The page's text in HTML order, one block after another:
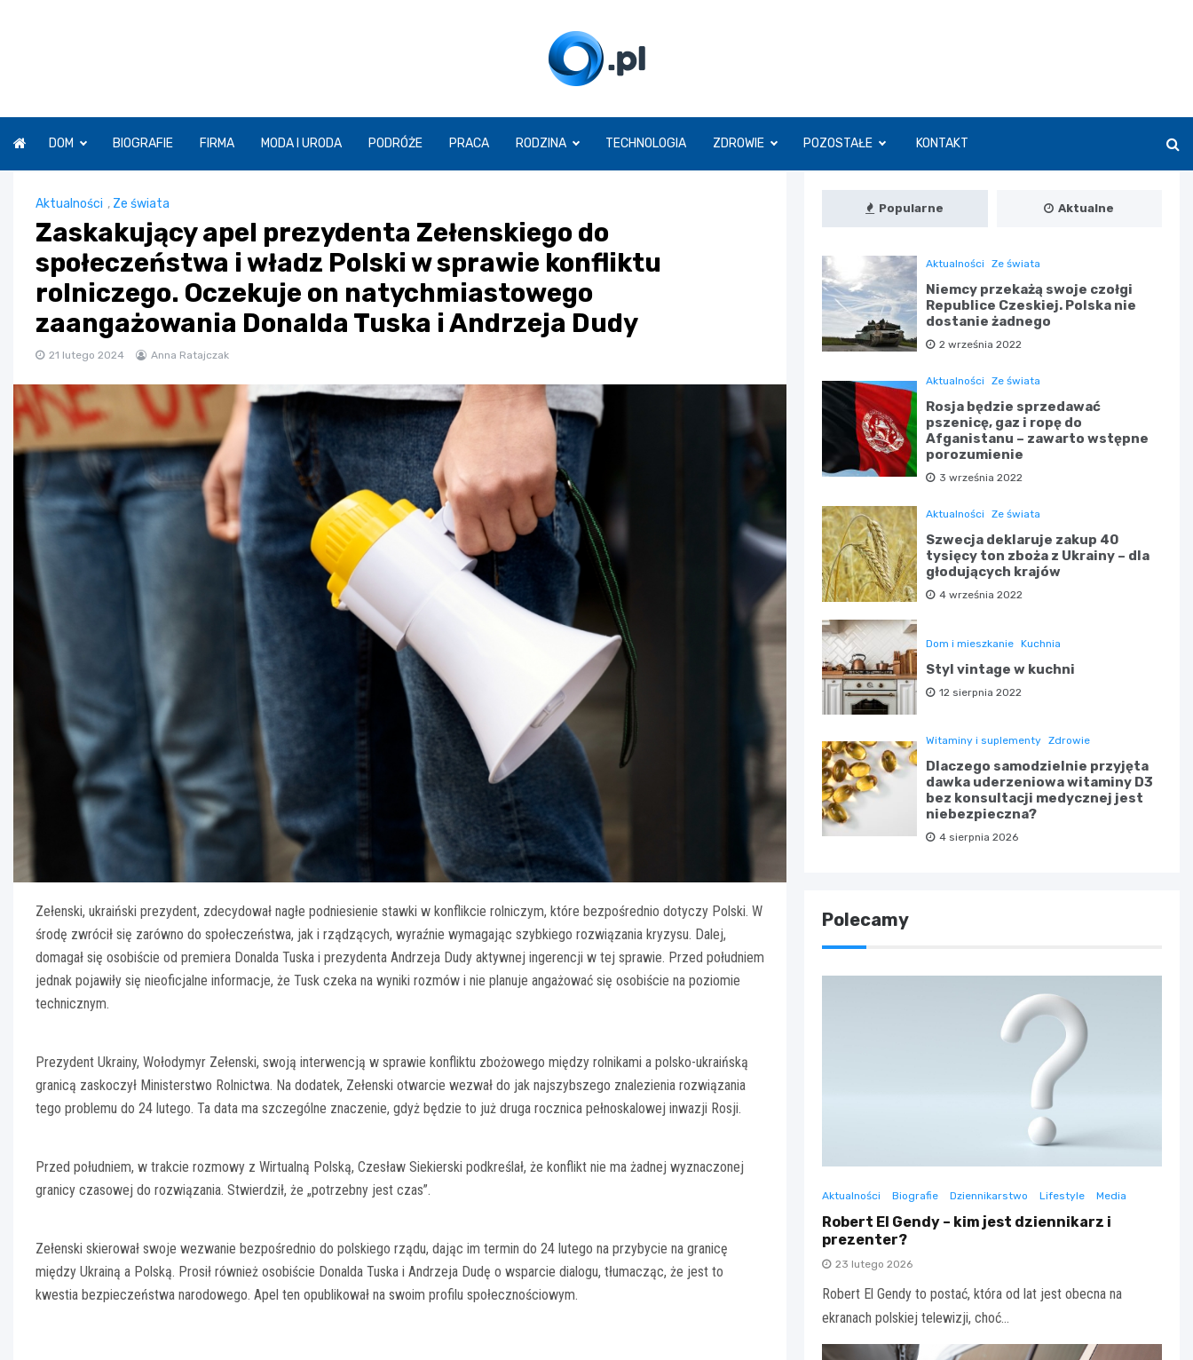
O.pl
DOM BIOGRAFIE FIRMA MODA I URODA PODRÓŻE PRACA RODZINA TECHNOLOGIA ZDROWIE POZOSTAŁE KONTAKT
Aktualności , Ze świata
Zaskakujący apel prezydenta Zełenskiego do
społeczeństwa i władz Polski w sprawie konfliktu
rolniczego. Oczekuje on natychmiastowego
zaangażowania Donalda Tuska i Andrzeja Dudy
21 lutego 2024 Anna Ratajczak
Zełenski, ukraiński prezydent, zdecydował nagłe podniesienie stawki w konflikcie rolniczym, które bezpośrednio dotyczy Polski. W
środę zwrócił się zarówno do społeczeństwa, jak i rządzących, wyraźnie wymagając szybkiego rozwiązania kryzysu. Dalej,
domagał się osobiście od premiera Donalda Tuska i prezydenta Andrzeja Dudy aktywnej ingerencji w tej sprawie. Przed południem
jednak pojawiły się nieoficjalne informacje, że Tusk czeka na wyniki rozmów i nie planuje angażować się osobiście na poziomie
technicznym.
Prezydent Ukrainy, Wołodymyr Zełenski, swoją interwencją w sprawie konfliktu zbożowego między rolnikami a polsko-ukraińską
granicą zaskoczył Ministerstwo Rolnictwa. Na dodatek, Zełenski otwarcie wezwał do jak najszybszego znalezienia rozwiązania
tego problemu do 24 lutego. Ta data ma szczególne znaczenie, gdyż będzie to już druga rocznica pełnoskalowej inwazji Rosji.
Przed południem, w trakcie rozmowy z Wirtualną Polską, Czesław Siekierski podkreślał, że konflikt nie ma żadnej wyznaczonej
granicy czasowej do rozwiązania. Stwierdził, że „potrzebny jest czas”.
Zełenski skierował swoje wezwanie bezpośrednio do polskiego rządu, dając im termin do 24 lutego na przybycie na granicę
między Ukrainą a Polską. Prosił również osobiście Donalda Tuska i Andrzeja Dudę o wsparcie dialogu, tłumacząc, że jest to
kwestia bezpieczeństwa narodowego. Apel ten opublikował na swoim profilu społecznościowym.
Popularne Aktualne
Aktualności Ze świata
Niemcy przekażą swoje czołgi
Republice Czeskiej. Polska nie
dostanie żadnego
2 września 2022
Aktualności Ze świata
Rosja będzie sprzedawać
pszenicę, gaz i ropę do
Afganistanu – zawarto wstępne
porozumienie
3 września 2022
Aktualności Ze świata
Szwecja deklaruje zakup 40
tysięcy ton zboża z Ukrainy – dla
głodujących krajów
4 września 2022
Dom i mieszkanie Kuchnia
Styl vintage w kuchni
12 sierpnia 2022
Witaminy i suplementy Zdrowie
Dlaczego samodzielnie przyjęta
dawka uderzeniowa witaminy D3
bez konsultacji medycznej jest
niebezpieczna?
4 sierpnia 2026
Polecamy
Aktualności Biografie Dziennikarstwo Lifestyle Media
Robert El Gendy – kim jest dziennikarz i
prezenter?
23 lutego 2026
Robert El Gendy to postać, która od lat jest obecna na
ekranach polskiej telewizji, choć…